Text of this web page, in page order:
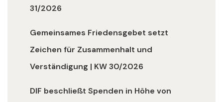
31/2026
Gemeinsames Friedensgebet setzt
Zeichen für Zusammenhalt und
Verständigung | KW 30/2026
DIF beschließt Spenden in Höhe von